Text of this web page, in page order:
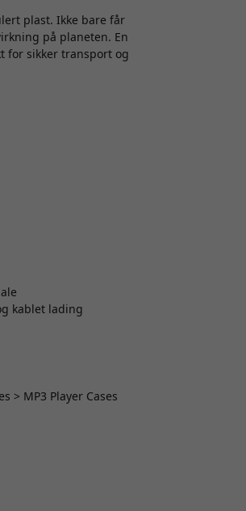
plast. Ikke bare får
på planeten. En
for sikker transport og
kablet lading
> MP3 Player Cases